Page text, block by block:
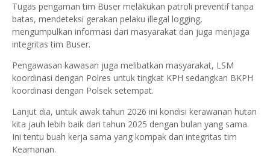
Tugas pengaman tim Buser melakukan patroli preventif tanpa
batas, mendeteksi gerakan pelaku illegal logging,
mengumpulkan informasi dari masyarakat dan juga menjaga
integritas tim Buser.
Pengawasan kawasan juga melibatkan masyarakat, LSM
koordinasi dengan Polres untuk tingkat KPH sedangkan BKPH
koordinasi dengan Polsek setempat.
Lanjut dia, untuk awak tahun 2026 ini kondisi kerawanan hutan
kita jauh lebih baik dari tahun 2025 dengan bulan yang sama.
Ini tentu buah kerja sama yang kompak dan integritas tim
Keamanan.